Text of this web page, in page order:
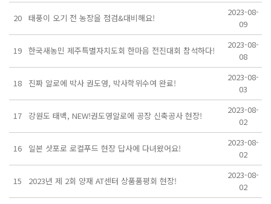
20 태풍이 오기 전 농장을 점검&대비해요!
2023-08-
09
19 한국새농민 제주특별자치도회 한마음 전진대회 참석하다!
2023-08-
08
18 진짜 알로에 박사 권도영, 박사학위수여 완료!
2023-08-
03
17 강원도 태백, NEW!권도영알로에 공장 신축공사 현장!
2023-08-
02
16 일본 삿포로 로컬푸드 현장 답사에 다녀왔어요!
2023-08-
02
15 2023년 제 2회 양재 AT센터 상품품평회 현장!
2023-08-
02